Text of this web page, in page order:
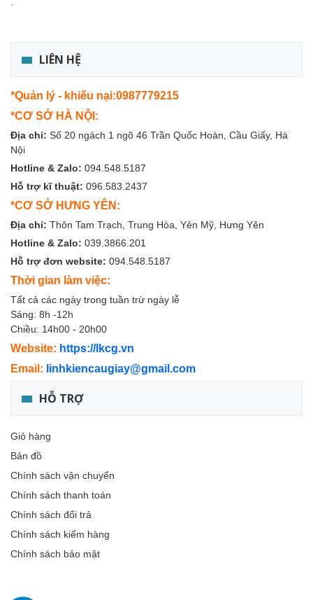
LIÊN HỆ
*Quản lý - khiếu nại:0987779215
*CƠ SỞ HÀ NỘI:
Địa chỉ: Số 20 ngách 1 ngõ 46 Trần Quốc Hoàn, Cầu Giấy, Hà
Nội
Hotline & Zalo: 094.548.5187
Hỗ trợ kĩ thuật: 096.583.2437
*CƠ SỞ HƯNG YÊN:
Địa chỉ: Thôn Tam Trạch, Trung Hòa, Yên Mỹ, Hưng Yên
Hotline & Zalo: 039.3866.201
Hỗ trợ đơn website: 094.548.5187
Thời gian làm việc:
Tất cả các ngày trong tuần trừ ngày lễ
Sáng: 8h -12h
Chiều: 14h00 - 20h00
Website: https://lkcg.vn
Email: linhkiencaugiay@gmail.com
HỖ TRỢ
Giỏ hàng
Bản đồ
Chính sách vận chuyển
Chính sách thanh toán
Chính sách đổi trả
Chính sách kiểm hàng
Chính sách bảo mật